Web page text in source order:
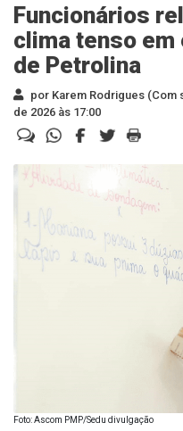
Funcionários
clima tenso
de Petrolina
por Karem Rodrigues (Com
de 2026 às 17:00
Foto: Ascom PMP/Sedu divulgação